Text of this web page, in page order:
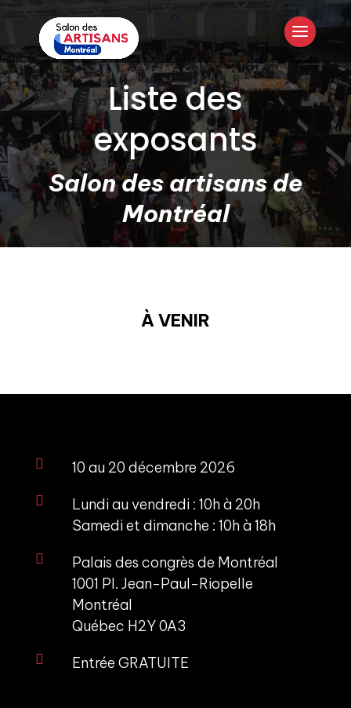
Liste des
exposants
Salon des artisans de
Montréal
À VENIR
 10 au 20 décembre 2026

Lundi au vendredi : 10h à 20h
Samedi et dimanche : 10h à 18h

Palais des congrès de Montréal
1001 Pl. Jean-Paul-Riopelle
Montréal
Québec H2Y 0A3
 Entrée GRATUITE